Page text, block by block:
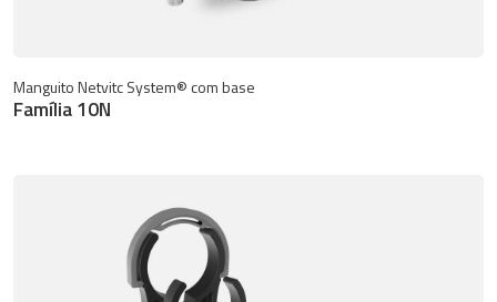
Manguito Netvitc System® com base
Família 10N